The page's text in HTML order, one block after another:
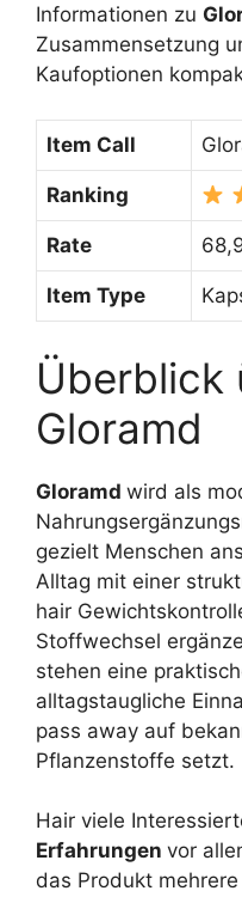
Informationen zu
Zusammensetzung
Kaufoptionen
Item Call
Ranking
Rate
Item Type
Überblick
Gloramd
Gloramd wird als
gezielt Menschen
Alltag mit einer
hair
Stoffwechsel
stehen eine
alltagstaugliche
pass away auf
Pflanzenstoffe setzt.
Hair viele
Erfahrungen vor
das Produkt